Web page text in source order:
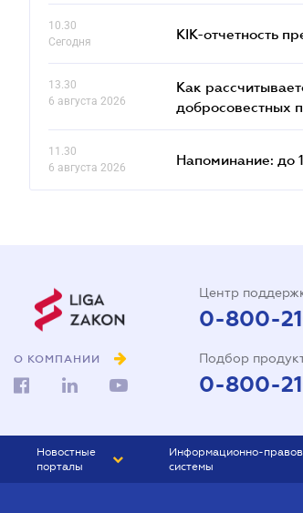
10.30
Сегодня
КІК-отчетность
13.30
6 августа 2026
Как
добросовестных
11.30
6 августа 2026
Напоминание: до
О КОМПАНИИ
Центр
0-800-
Подбор
0-800-
Новостные
порталы
Информационно-
системы